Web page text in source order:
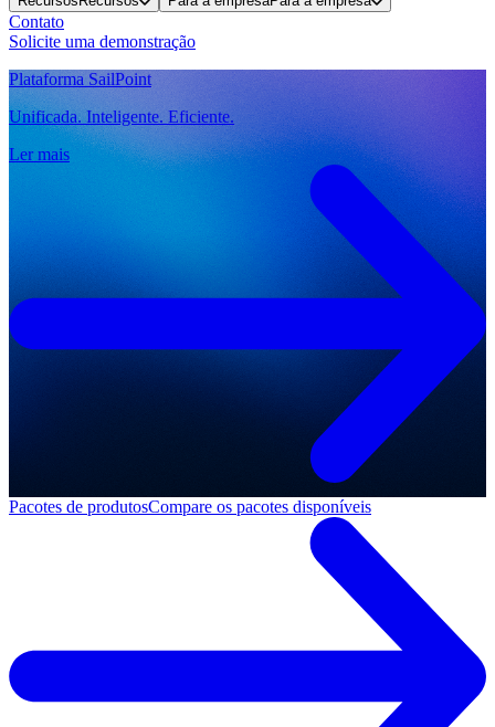
Contato
Solicite uma demonstração
Plataforma SailPoint
Unificada. Inteligente. Eficiente.
Ler mais
Pacotes de produtosCompare os pacotes disponíveis